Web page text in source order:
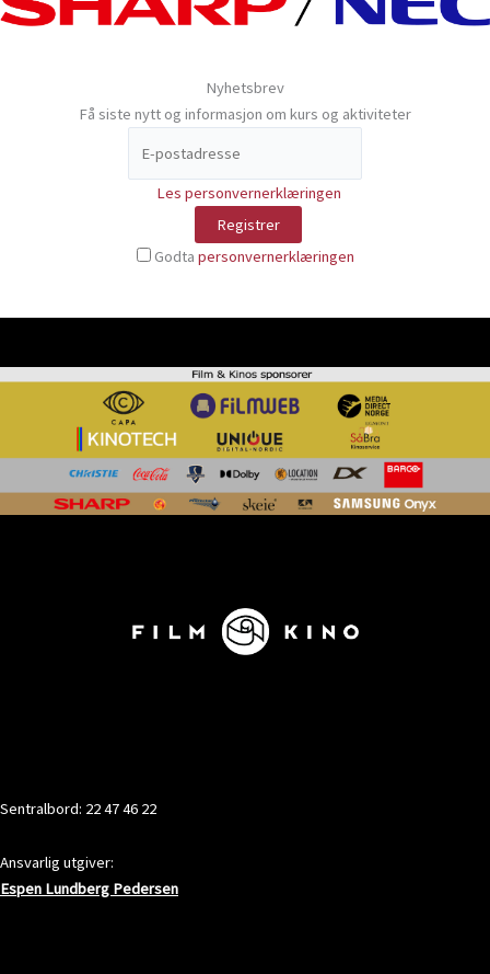
Nyhetsbrev
Få siste nytt og informasjon om kurs og aktiviteter
Les personvernerklæringen
Godta personvernerklæringen
Sentralbord: 22 47 46 22
Ansvarlig utgiver:
Espen Lundberg Pedersen